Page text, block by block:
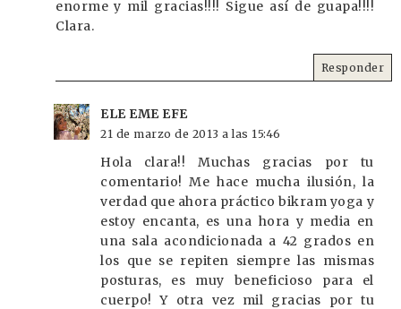
enorme y mil gracias!!!! Sigue así de guapa!!!!
Clara.
Responder
ELE EME EFE
21 de marzo de 2013 a las 15:46
Hola clara!! Muchas gracias por tu
comentario! Me hace mucha ilusión, la
verdad que ahora práctico bikram yoga y
estoy encanta, es una hora y media en
una sala acondicionada a 42 grados en
los que se repiten siempre las mismas
posturas, es muy beneficioso para el
cuerpo! Y otra vez mil gracias por tu